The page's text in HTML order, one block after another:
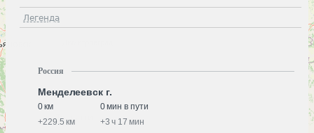
Легенда
Россия
Менделеевск г.
0 км
0 мин в пути
+229.5 км +3 ч 17 мин